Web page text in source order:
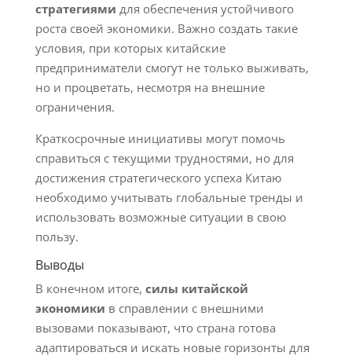
стратегиями для обеспечения устойчивого
роста своей экономики. Важно создать такие
условия, при которых китайские
предприниматели смогут не только выживать,
но и процветать, несмотря на внешние
ограничения.
Краткосрочные инициативы могут помочь
справиться с текущими трудностями, но для
достижения стратегического успеха Китаю
необходимо учитывать глобальные тренды и
использовать возможные ситуации в свою
пользу.
Выводы
В конечном итоге, силы китайской
экономики в справлении с внешними
вызовами показывают, что страна готова
адаптироваться и искать новые горизонты для